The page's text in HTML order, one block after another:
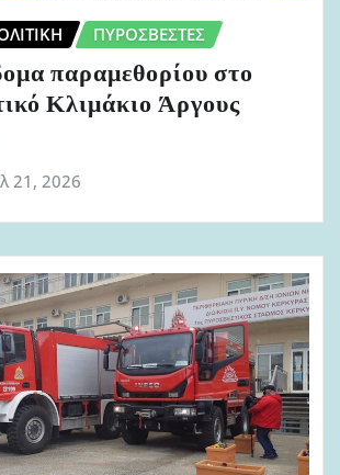
ΠΥΡΟΣΒΈΣΤΕΣ
παραμεθορίου στο
Κλιμάκιο Άργους
21, 2026